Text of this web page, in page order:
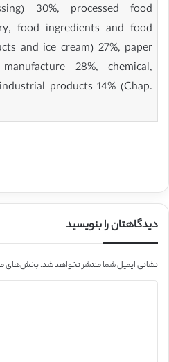
30%, processed food
food ingredients and food
and ice cream) 27%, paper
28%, chemical,
products 14% (Chap.
دیدگاهتان را بنویسید
نشانی ایمیل شما منتشر نخواهد شد.بخش‌های